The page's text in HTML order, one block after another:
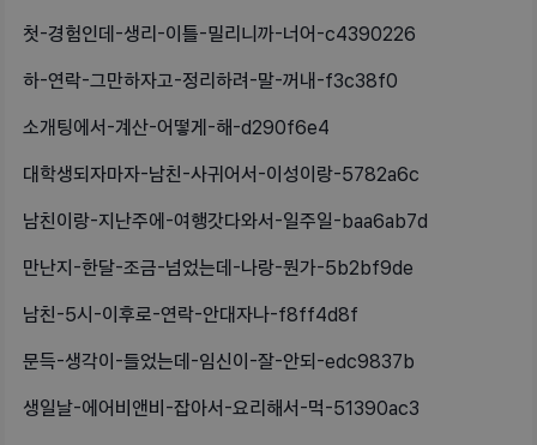
첫-경험인데-생리-이틀-밀리니까-너어-c4390226
하-연락-그만하자고-정리하려-말-꺼내-f3c38f0
소개팅에서-계산-어떻게-해-d290f6e4
대학생되자마자-남친-사귀어서-이성이랑-5782a6c
남친이랑-지난주에-여행갓다와서-일주일-baa6ab7d
만난지-한달-조금-넘었는데-나랑-뭔가-5b2bf9de
남친-5시-이후로-연락-안대자나-f8ff4d8f
문득-생각이-들었는데-임신이-잘-안되-edc9837b
생일날-에어비앤비-잡아서-요리해서-먹-51390ac3